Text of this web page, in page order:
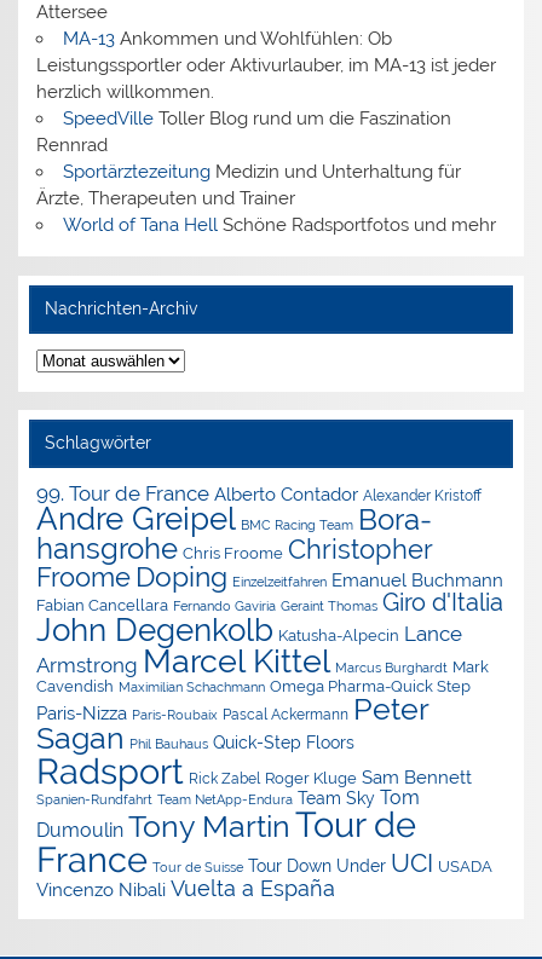
Attersee
MA-13Ankommen und Wohlfühlen: Ob
Leistungssportler oder Aktivurlauber, im MA-13 ist jeder
herzlich willkommen.
SpeedVilleToller Blog rund um die Faszination
Rennrad
SportärztezeitungMedizin und Unterhaltung für
Ärzte, Therapeuten und Trainer
World of Tana HellSchöne Radsportfotos und mehr
Nachrichten-Archiv
Nachrichten-
Archiv
Schlagwörter
99. Tour de France Alberto Contador Alexander Kristoff
Andre Greipel BMC Racing Team Bora-
hansgrohe Chris Froome Christopher
Froome Doping Einzelzeitfahren Emanuel Buchmann
Fabian Cancellara Fernando Gaviria Geraint Thomas Giro d'Italia
John Degenkolb Katusha-Alpecin Lance
Armstrong Marcel Kittel Marcus Burghardt Mark
Cavendish Maximilian Schachmann Omega Pharma-Quick Step
Paris-Nizza Paris-Roubaix Pascal Ackermann Peter
Sagan Phil Bauhaus Quick-Step Floors
Radsport Rick Zabel Roger Kluge Sam Bennett
Spanien-Rundfahrt Team NetApp-Endura Team Sky Tom
Dumoulin Tony Martin Tour de
France Tour de Suisse Tour Down Under UCI USADA
Vincenzo Nibali Vuelta a España